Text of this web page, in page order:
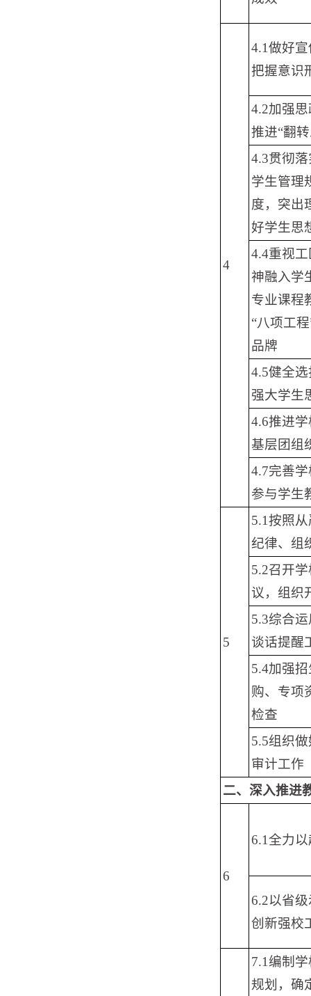
4
4.1做好
把握意识
4.2加强
推进“翻
4.3贯彻
学生管理
度，突出
好学生思
4.4重视
神融入学
专业课程
“八项工
品牌
4.5健全
强大学生
4.6推进
基层团组
4.7完善
参与学生
5
5.1按照
纪律、组
5.2召开
议，组织
5.3综合
谈话提醒
5.4加强
购、专项
检查
5.5组织
审计工作
二、深入推进
6
6.1全力
6.2以省
创新强校
7.1编制
规划，确